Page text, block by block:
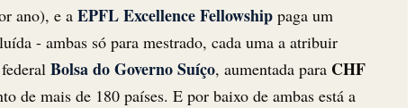
ano), e a EPFL Excellence Fellowship paga um
- ambas só para mestrado, cada uma a atribuir
Bolsa do Governo Suíço, aumentada para CHF
de mais de 180 países. E por baixo de ambas está a